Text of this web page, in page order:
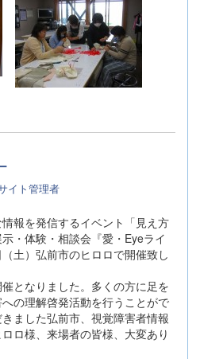
イト管理者
報を発信するイベント「見え方
・体験・相談会『愛・Eyeライ
土）弘前市のヒロロで開催致し
となりました。多くの方に足を
の理解啓発活動を行うことがで
ました弘前市、視覚障害者情報
ロ様、来場者の皆様、大変あり